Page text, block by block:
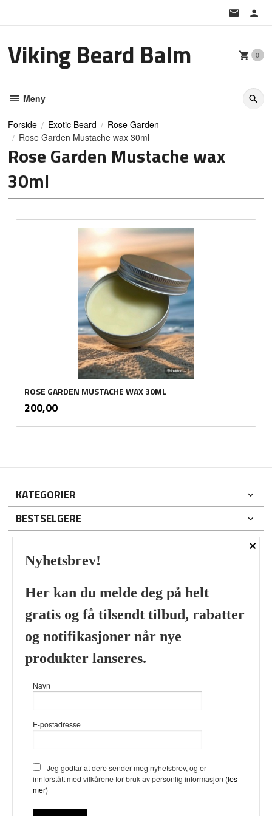
Viking Beard Balm 0
Meny
Forside Exotic Beard
Rose Garden
Rose Garden Mustache wax 30ml
Rose Garden Mustache wax
30ml
ROSE GARDEN MUSTACHE WAX 30ML
Pris
200,00mva.
KATEGORIER
BESTSELGERE
DIN KONTO
Frakt Kjøpsbetingelser
Sikkerhet og personvern
Nyhetsbrev
Viking’s Perfume House & Beard Co Fløenbakken 43 A 5009
Bergen Tlf.41696407- Foretaksregisteret 933905799
du får en bedre kjøpsopplevelse og
bruker cookies hovedsaklig til å
lagre innloggingsdetaljer og huske
hva du har puttet i handlekurven
din. Fortsett å bruke siden som
mer
×
Nyhetsbrev!
Her kan du melde deg på helt
gratis og få tilsendt tilbud, rabatter
og notifikasjoner når nye
produkter lanseres.
Navn
E-postadresse
Jeg godtar at dere sender meg nyhetsbrev, og er
innforstått med vilkårene for bruk av personlig informasjon (les
mer)